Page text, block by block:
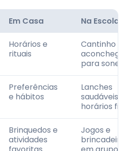
Em Casa Na Escola
Horários e
rituais
Cantinho
para
Preferências
e hábitos
Lanches
saudáveis e
horários
Brinquedos e
atividades
Jogos e